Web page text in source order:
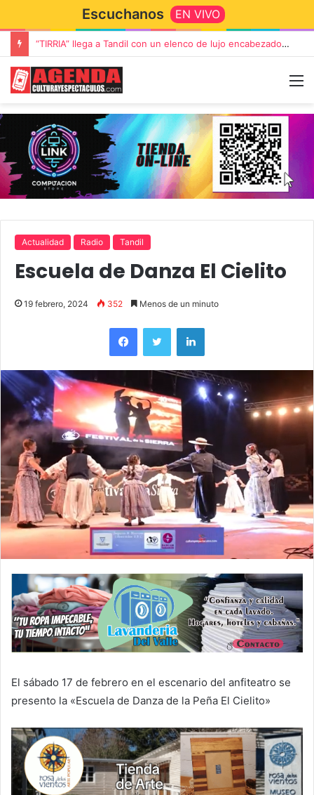
Escuchanos EN VIVO
“TIRRIA” llega a Tandil con un elenco de lujo encabezado por Capusotto, Spregelburd y Stefani
Actualidad Radio Tandil
Escuela de Danza El Cielito
19 febrero, 2024 352 Menos de un minuto
El sábado 17 de febrero en el escenario del anfiteatro se
presento la «Escuela de Danza de la Peña El Cielito»